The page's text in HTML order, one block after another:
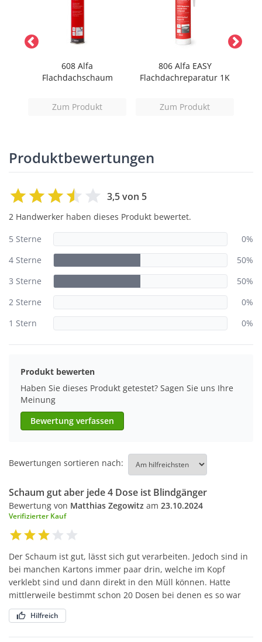
608 Alfa
Flachdachschaum
Zum Produkt
806 Alfa EASY
Flachdachreparatur 1K
Zum Produkt
Produktbewertungen
3,5 von 5
2 Handwerker haben dieses Produkt bewertet.
5 Sterne
0%
4 Sterne
50%
3 Sterne
50%
2 Sterne
0%
1 Stern
0%
Produkt bewerten
Haben Sie dieses Produkt getestet? Sagen Sie uns Ihre
Meinung
Bewertung verfassen
Bewertungen sortieren nach:
Schaum gut aber jede 4 Dose ist Blindgänger
Bewertung von Matthias Zegowitz am 23.10.2024
Verifizierter Kauf
Der Schaum ist gut, lässt sich gut verarbeiten. Jedoch sind in
bei manchen Kartons immer paar drin, welche im Kopf
verklebt sind und dann direkt in den Müll können. Hatte
mittlerweile bestimmt schon 20 Dosen bei denen es so war
Hilfreich